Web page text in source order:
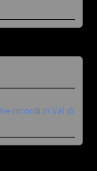
ricordi in Val di